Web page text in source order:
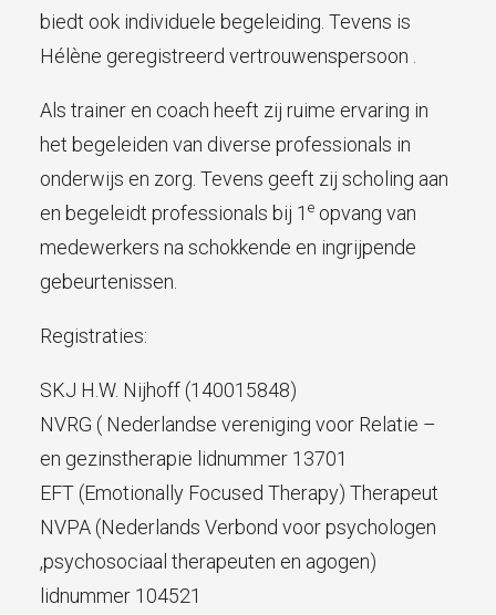
biedt ook individuele begeleiding. Tevens is
Hélène geregistreerd vertrouwenspersoon .
Als trainer en coach heeft zij ruime ervaring in
het begeleiden van diverse professionals in
onderwijs en zorg. Tevens geeft zij scholing aan
en begeleidt professionals bij 1 e opvang van
medewerkers na schokkende en ingrijpende
gebeurtenissen.
Registraties:
SKJ H.W. Nijhoff (140015848)
NVRG ( Nederlandse vereniging voor Relatie –
en gezinstherapie lidnummer 13701
EFT (Emotionally Focused Therapy) Therapeut
NVPA (Nederlands Verbond voor psychologen
,psychosociaal therapeuten en agogen)
lidnummer 104521